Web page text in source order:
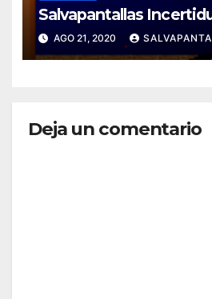
Salvapantallas
AGO 21, 2020
Deja un comentario